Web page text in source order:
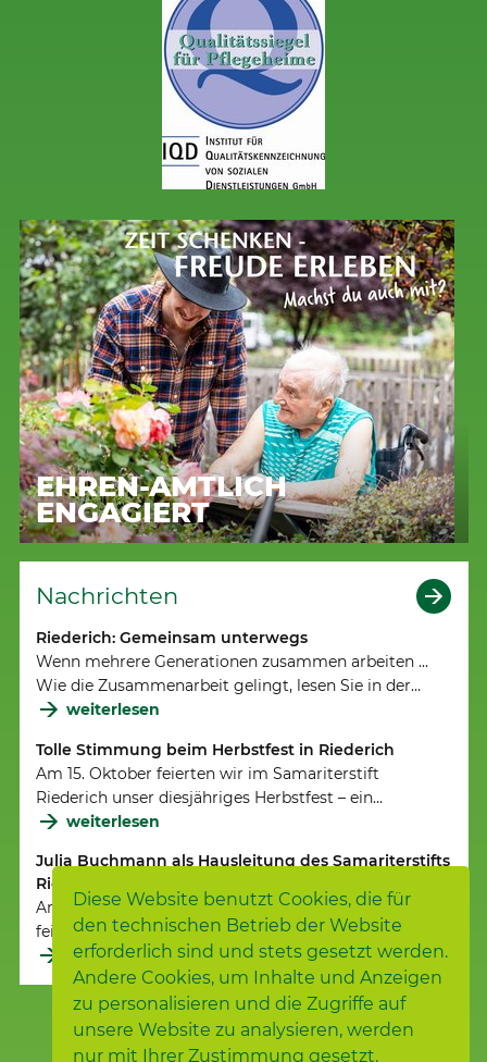
Diese Website benutzt Cookies, die für
den technischen Betrieb der Website
erforderlich sind und stets gesetzt werden.
Andere Cookies, um Inhalte und Anzeigen
zu personalisieren und die Zugriffe auf
unsere Website zu analysieren, werden
nur mit Ihrer Zustimmung gesetzt.
EHREN-AMTLICH
ENGAGIERT
Nachrichten
Riederich: Gemeinsam unterwegs
Wenn mehrere Generationen zusammen arbeiten ...
Wie die Zusammenarbeit gelingt, lesen Sie in der…
weiterlesen
Tolle Stimmung beim Herbstfest in Riederich
Am 15. Oktober feierten wir im Samariterstift
Riederich unser diesjähriges Herbstfest – ein…
weiterlesen
Julia Buchmann als Hausleitung des Samariterstifts
Riederich eingesetzt
Am 20. Juli 2025 wurde Julia Buchmann mit einem
feierlichen Gottesdienst durch den…
weiterlesen